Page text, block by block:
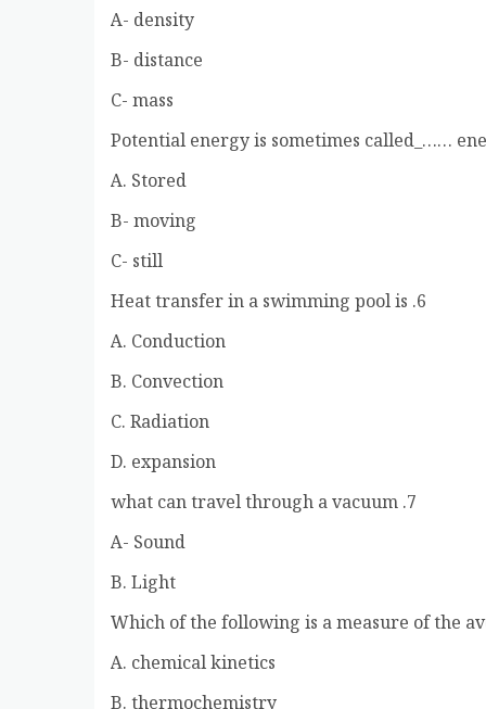
A- density
B- distance
C- mass
A. Stored
B- moving
C- still
6. Heat transfer in a swimming pool is
A. Conduction
B. Convection
C. Radiation
D. expansion
7. what can travel through a vacuum
A- Sound
B. Light
A. chemical kinetics